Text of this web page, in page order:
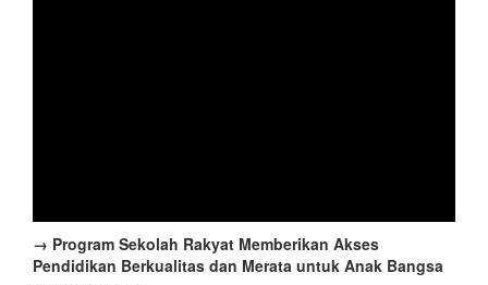
→ Program Sekolah Rakyat Memberikan Akses
Pendidikan Berkualitas dan Merata untuk Anak Bangsa